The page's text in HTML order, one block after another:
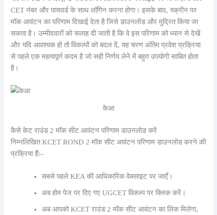
CET नंबर और पासवर्ड के साथ लॉगिन करना होगा। इसके बाद, स्क्रीन पर
मॉक आवंटन का परिणाम दिखाई देता है जिसे डाउनलोड और मुद्रित किया जा
सकता है। उम्मीदवारों को सलाह दी जाती है कि वे इस परिणाम को ध्यान से देखें
और यदि आवश्यक हो तो विकल्पों को बदल दें, यह चरण अंतिम प्रवेश प्रक्रिया
से पहले एक महत्वपूर्ण कदम है जो सही निर्णय लेने में बहुत उपयोगी साबित होता
है।
केआ
कैसे केट राउंड 2 मॉक सीट आवंटन परिणाम डाउनलोड करें
निम्नलिखित KCET ROND 2 मॉक सीट आवंटन परिणाम डाउनलोड करने की
प्रक्रिया हैं:–
सबसे पहले KEA की आधिकारिक वेबसाइट पर जाएँ।
अब होम पेज पर दिए गए UGCET विकल्प पर क्लिक करें।
अब आपको KCET राउंड 2 मॉक सीट आवंटन का लिंक मिलेगा,